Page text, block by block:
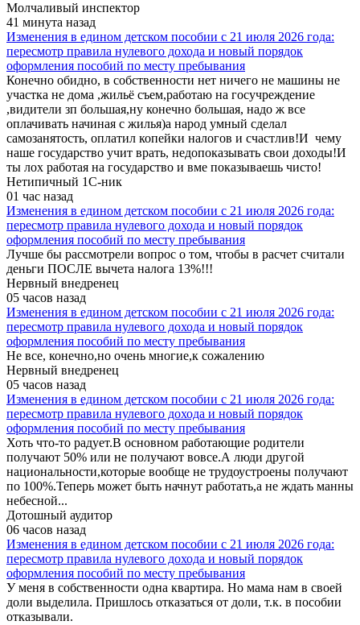
Молчаливый инспектор
41 минута назад
Изменения в едином детском пособии с 21 июля 2026 года:
пересмотр правила нулевого дохода и новый порядок
оформления пособий по месту пребывания
Конечно обидно, в собственности нет ничего не машины не
участка не дома ,жильё съем,работаю на госучреждение
,видители зп большая,ну конечно большая, надо ж все
оплачивать начиная с жилья)а народ умный сделал
самозанятость, оплатил копейки налогов и счастлив!И чему
наше государство учит врать, недопоказывать свои доходы!И
ты лох работая на государство и вме показываешь чисто!
Нетипичный 1С-ник
01 час назад
Изменения в едином детском пособии с 21 июля 2026 года:
пересмотр правила нулевого дохода и новый порядок
оформления пособий по месту пребывания
Лучше бы рассмотрели вопрос о том, чтобы в расчет считали
деньги ПОСЛЕ вычета налога 13%!!!
Нервный внедренец
05 часов назад
Изменения в едином детском пособии с 21 июля 2026 года:
пересмотр правила нулевого дохода и новый порядок
оформления пособий по месту пребывания
Не все, конечно,но очень многие,к сожалению
Нервный внедренец
05 часов назад
Изменения в едином детском пособии с 21 июля 2026 года:
пересмотр правила нулевого дохода и новый порядок
оформления пособий по месту пребывания
Хоть что-то радует.В основном работающие родители
получают 50% или не получают вовсе.А люди другой
национальности,которые вообще не трудоустроены получают
по 100%.Теперь может быть начнут работать,а не ждать манны
небесной...
Дотошный аудитор
06 часов назад
Изменения в едином детском пособии с 21 июля 2026 года:
пересмотр правила нулевого дохода и новый порядок
оформления пособий по месту пребывания
У меня в собственности одна квартира. Но мама нам в своей
доли выделила. Пришлось отказаться от доли, т.к. в пособии
отказывали.